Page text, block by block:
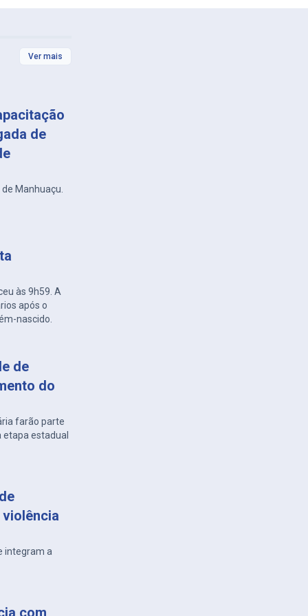
Ver mais
de
Manhuaçu.
às 9h59. A
após o
nascido.
de
do
farão parte
estadual
integram a
com